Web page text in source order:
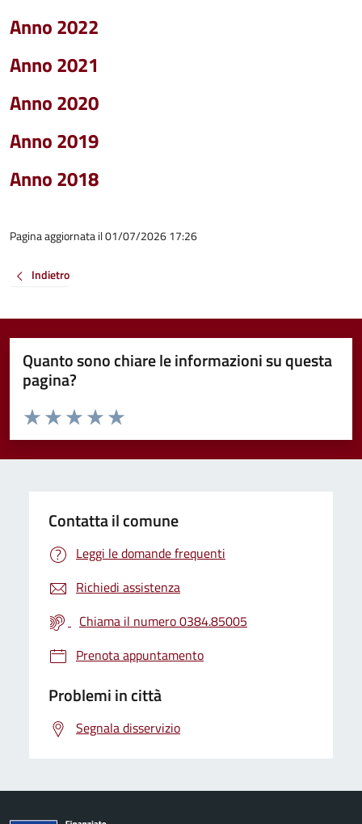
Anno 2022
Anno 2021
Anno 2020
Anno 2019
Anno 2018
Pagina aggiornata il 01/07/2026 17:26
Indietro
Quanto sono chiare le informazioni su questa
pagina?
Valuta da 1 a 5 stelle la pagina
Valuta 5 stelle su 5
Valuta 4 stelle su 5
Valuta 3 stelle su 5
Valuta 2 stelle su 5
Valuta 1 stelle su 5
Contatta il comune
Leggi le domande frequenti
Richiedi assistenza
Chiama il numero 0384.85005
Prenota appuntamento
Problemi in città
Segnala disservizio